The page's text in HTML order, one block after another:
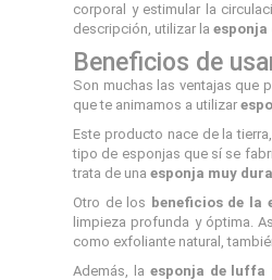
corporal y estimular la
descripción, utilizar la esponja
Beneficios de
Son muchas las ventajas que
que te animamos a utilizar
Este producto nace de la
tipo de esponjas que sí se
trata de una esponja muy
Otro de los beneficios de la
limpieza profunda y óptima.
como exfoliante natural,
Además, la esponja de luffa